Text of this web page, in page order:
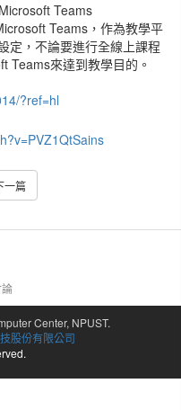
Teams
Teams，作為教學平
定，不論要進行全線上課程
Teams來達到教學目的。
?ref=hl
一篇
Center, NPUST.
股份有限公司